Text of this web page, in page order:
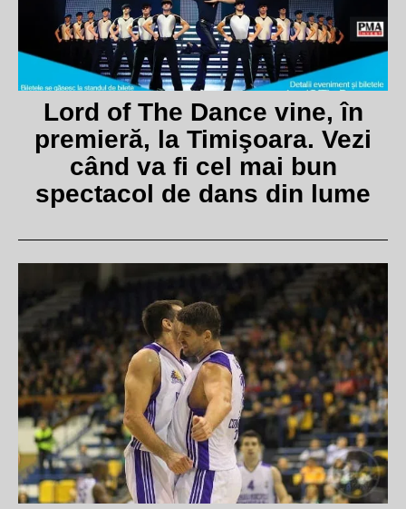
Lord of The Dance vine, în
premieră, la Timişoara. Vezi
când va fi cel mai bun
spectacol de dans din lume